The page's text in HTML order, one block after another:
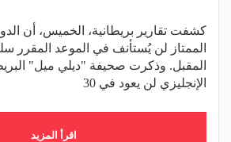
كشفت تقارير بريطانية، الخميس، أن
المقبل. وذكرت صحيفة "ديلي ميل"
الإنجليزي لن يعود في 30
اقرأ المزيد